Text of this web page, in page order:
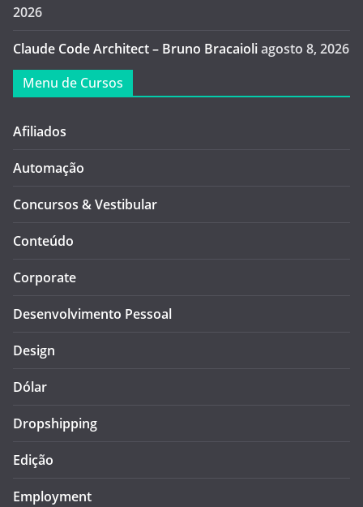
2026
Claude Code Architect – Bruno Bracaioliagosto 8, 2026
Menu de Cursos
Afiliados
Automação
Concursos & Vestibular
Conteúdo
Corporate
Desenvolvimento Pessoal
Design
Dólar
Dropshipping
Edição
Employment